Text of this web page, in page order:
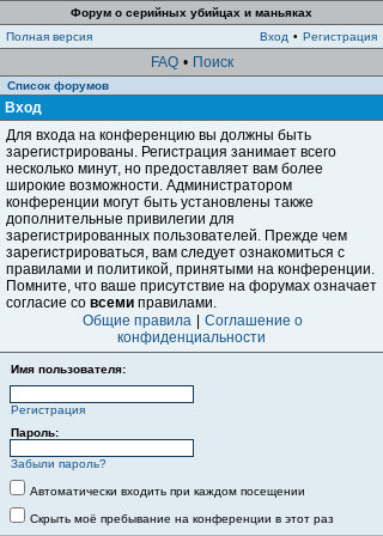
Форум о серийных убийцах и маньяках
Полная версия
Вход • Регистрация
FAQ • Поиск
Список форумов
Вход
Для входа на конференцию вы должны быть
зарегистрированы. Регистрация занимает всего
несколько минут, но предоставляет вам более
широкие возможности. Администратором
конференции могут быть установлены также
дополнительные привилегии для
зарегистрированных пользователей. Прежде чем
зарегистрироваться, вам следует ознакомиться с
правилами и политикой, принятыми на конференции.
Помните, что ваше присутствие на форумах означает
согласие со всеми правилами.
Общие правила
Соглашение о
конфиденциальности
Имя пользователя:
Регистрация
Пароль:
Забыли пароль?
Автоматически входить при каждом посещении
Скрыть моё пребывание на конференции в этот раз